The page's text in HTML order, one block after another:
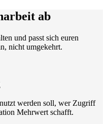
ab
und passt sich euren
nicht umgekehrt.
werden soll, wer Zugriff
Mehrwert schafft.